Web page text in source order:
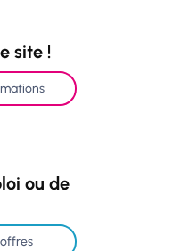
site !
ou de